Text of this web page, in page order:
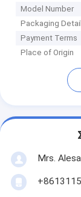
Model Number
Packaging
Payment Terms
Place of Origin
Mrs.